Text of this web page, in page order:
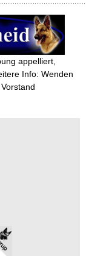
appelliert,
Info: Wenden